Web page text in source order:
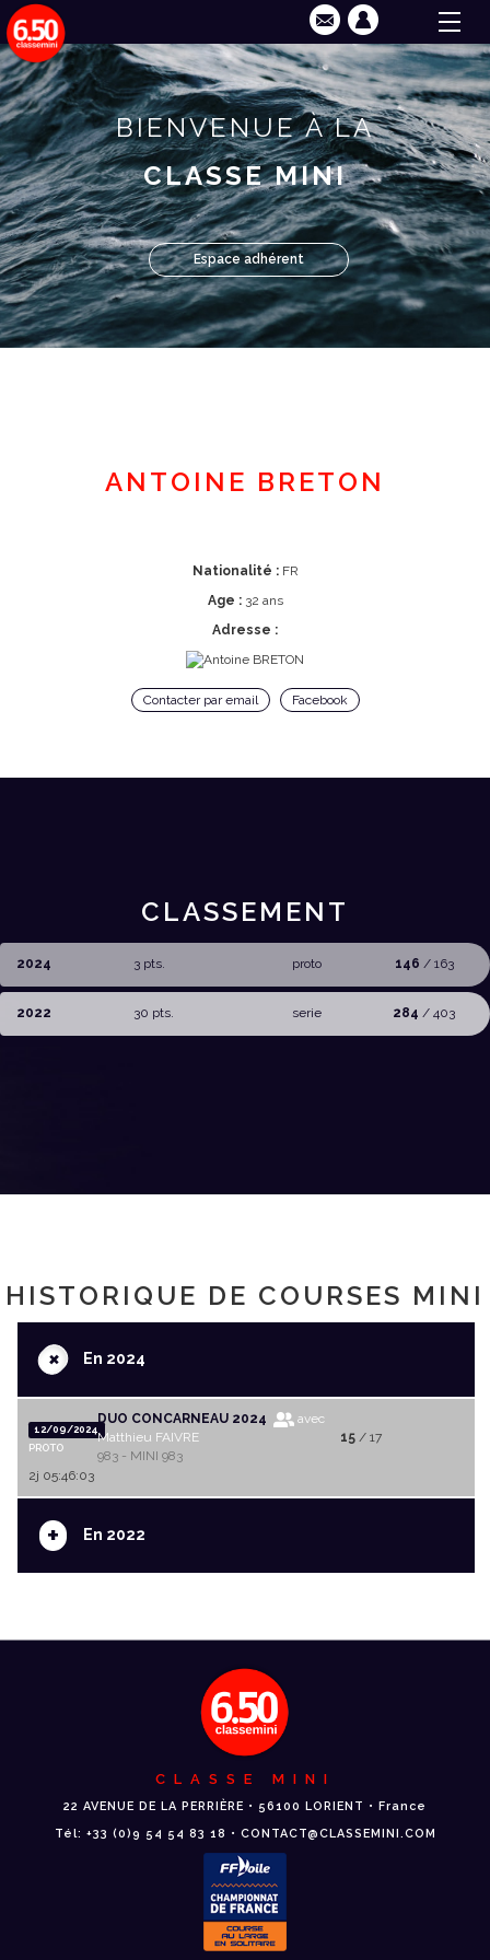
BIENVENUE À LA
CLASSE MINI
Espace adhérent
ANTOINE BRETON
Nationalité :FR
Age :32 ans
Adresse :
Contacter par email Facebook
CLASSEMENT
2024 3 pts. proto 146 / 163
2022 30 pts. serie 284 / 403
HISTORIQUE DE COURSES MINI
+En 2024
12/09/2024
PROTO
DUO CONCARNEAU 2024
avec
Matthieu FAIVRE
983 - MINI 983
15/ 17
2j 05:46:03
+ En 2022
CLASSE MINI
22 AVENUE DE LA PERRIÈRE • 56100 LORIENT • France
Tél: +33 (0)9 54 54 83 18 • CONTACT@CLASSEMINI.COM